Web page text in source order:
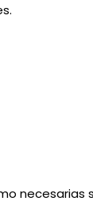
necesarias